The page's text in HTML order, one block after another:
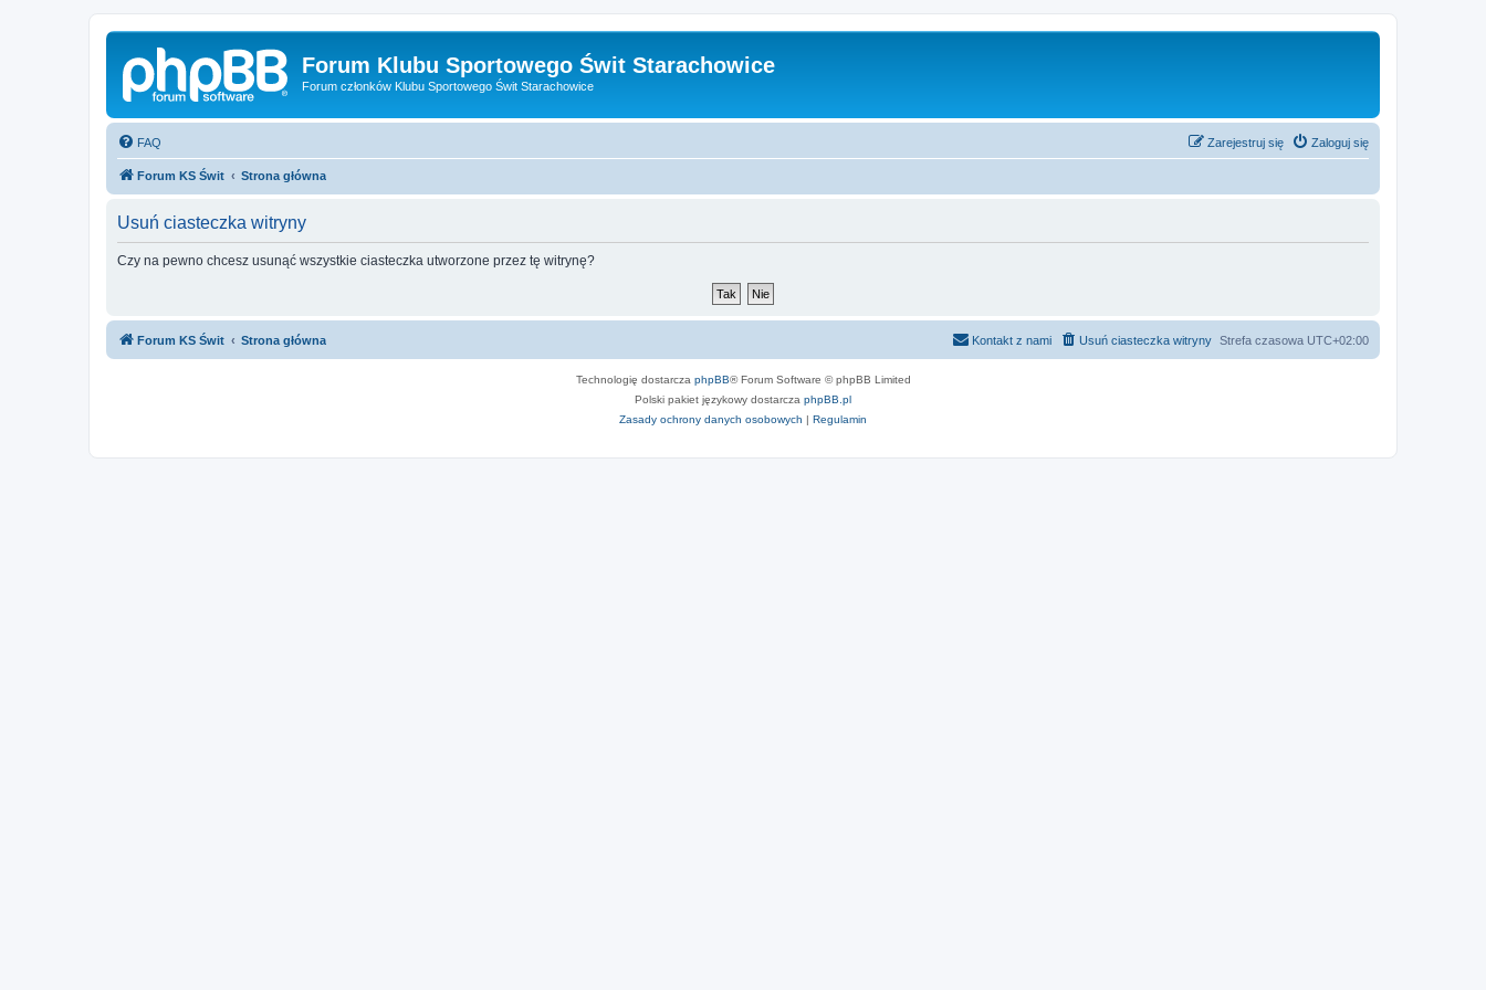
Forum Klubu Sportowego Świt Starachowice
Forum członków Klubu Sportowego Świt Starachowice
FAQ Zaloguj się
Zarejestruj się
Forum KS Świt Strona główna
Usuń ciasteczka witryny
Czy na pewno chcesz usunąć wszystkie ciasteczka utworzone przez tę witrynę?
Forum KS Świt Strona główna Strefa czasowa UTC+02:00
Usuń ciasteczka witryny
Kontakt z nami
Technologię dostarcza phpBB® Forum Software © phpBB Limited
Polski pakiet językowy dostarcza phpBB.pl
Zasady ochrony danych osobowych | Regulamin